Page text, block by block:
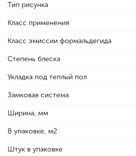
Тип рисунка
Класс применения
Класс эмиссии формальдегида
Степень блеска
Укладка под теплый пол
Замковая система
Ширина, мм
В упаковке, м2
Штук в упаковке